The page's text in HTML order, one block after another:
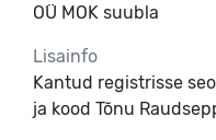
OÜ MOK suubla
Lisainfo
Kantud registrisse
ja kood Tõnu